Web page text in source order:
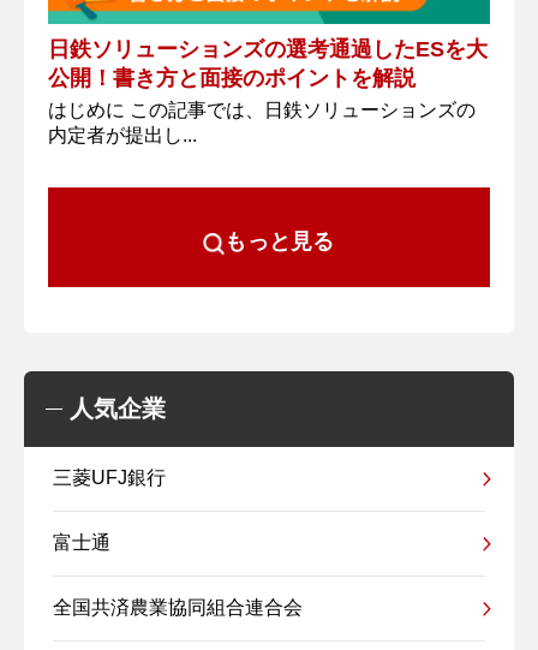
日鉄ソリューションズの選考通過したESを大
公開！書き方と面接のポイントを解説
はじめに この記事では、日鉄ソリューションズの
内定者が提出し...
もっと見る
人気企業
三菱UFJ銀行
富士通
全国共済農業協同組合連合会